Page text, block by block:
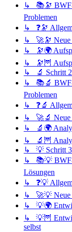
↳ 📚🔭 BWF-
Problemen
↳ ❓🔭
↳ 🚀🔭 Neue
↳ 🔭🌍
↳ 🔭🦉
↳ 🔬 Schritt 2:
↳ 📚🔬 BWF-
Problemen
↳ ❓🔬
↳ 🚀🔬 Neue
↳ 🔬🌍
↳ 🔬🦉
↳ 💡 Schritt
↳ 📚💡 BWF-
Lösungen
↳ ❓💡
↳ 🚀💡 Neue
↳ 💡🌍
↳ 💡🦉
selbst